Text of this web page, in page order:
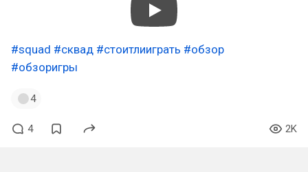
#squad #сквад #стоитлииграть #обзор
#обзоригры
4
4 2K